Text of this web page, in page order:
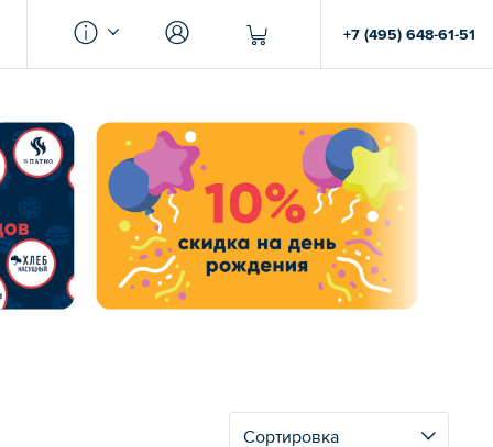
+7 (495) 648-61-51
Сортировка